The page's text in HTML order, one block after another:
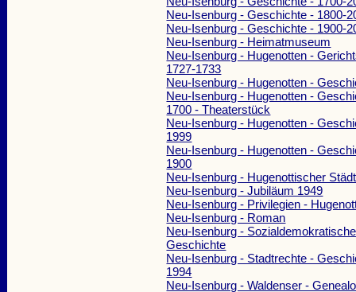
Neu-Isenburg - Geschichte - 1800-
Neu-Isenburg - Geschichte - 1900-
Neu-Isenburg - Heimatmuseum
Neu-Isenburg - Hugenotten -
1727-1733
Neu-Isenburg - Hugenotten -
Neu-Isenburg - Hugenotten -
1700 - Theaterstück
Neu-Isenburg - Hugenotten -
1999
Neu-Isenburg - Hugenotten -
1900
Neu-Isenburg - Hugenottischer
Neu-Isenburg - Jubiläum 1949
Neu-Isenburg - Privilegien -
Neu-Isenburg - Roman
Neu-Isenburg -
Geschichte
Neu-Isenburg - Stadtrechte -
1994
Neu-Isenburg - Waldenser -